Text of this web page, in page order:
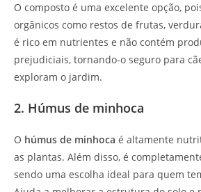
O composto é uma excelente opção,
orgânicos como restos de frutas,
é rico em nutrientes e não contém
prejudiciais, tornando-o seguro para
exploram o jardim.
2. Húmus de minhoca
O húmus de minhoca é altamente
as plantas. Além disso, é
sendo uma escolha ideal para quem